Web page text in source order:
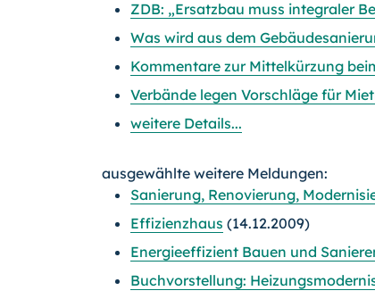
ZDB: „Ersatzbau muss integraler
Was wird aus dem
Kommentare zur Mittelkürzung
Verbände legen Vorschläge für
weitere Details...
ausgewählte weitere Meldungen:
Sanierung, Renovierung,
Effizienzhaus (14.12.2009)
Energieeffizient Bauen und
Buchvorstellung: